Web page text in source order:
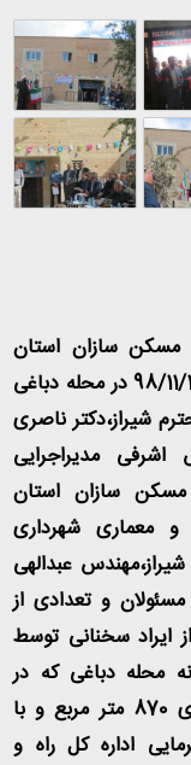
سازان استان
فارس در این مراسم که صبح امروز مورخ 98/11/19 در محله دباغی
شیراز،دکتر ناصری
مدیراجرایی
مسکن سازان استان
معماری شهرداری
شیراز،مهندس بهرامی نژاد شهردار منطقه 2 شیراز،مهندس عبدالهی
و تعدادی از
ایراد سخنانی توسط
محله دباغی که در
زمینی به مساحت 450 متر مربع و زیربنای 870 متر مربع و با
به کارفرمایی اداره کل راه و